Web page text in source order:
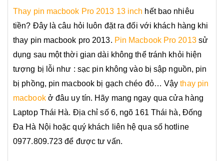
Thay pin macbook Pro 2013 13 inch hết bao nhiêu
tiền? Đây là câu hỏi luôn đặt ra đối với khách hàng khi
thay pin macbook pro 2013. Pin Macbook Pro 2013sử
dụng sau một thời gian dài không thể tránh khỏi hiện
tượng bị lỗi như : sạc pin không vào bị sập nguồn, pin
bị phồng, pin macbook bị gạch chéo đỏ… Vậythay pin
macbookở đâu uy tín. Hãy mang ngay qua cửa hàng
Laptop Thái Hà. Địa chỉ số 6, ngõ 161 Thái hà, Đống
Đa Hà Nội hoặc quý khách liên hệ qua số hotline
0977.809.723 để được tư vấn.